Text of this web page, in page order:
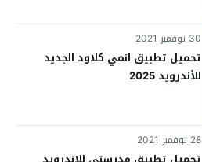
30 نوفمبر 2021
تحميل تطبيق انمي كلاود الجديد
للأندرويد 2025
28 نوفمبر 2021